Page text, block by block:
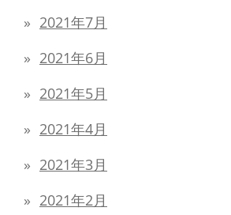
2021年7月
2021年6月
2021年5月
2021年4月
2021年3月
2021年2月